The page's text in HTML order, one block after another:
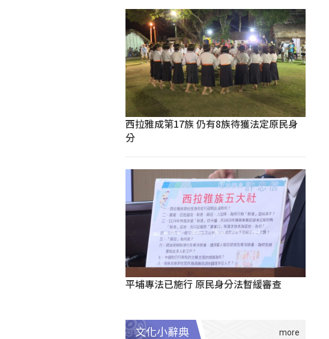
西拉雅成第17族 仍有8族待獲法定原民身
分
平埔專法已施行 原民身分法暫緩審查
文化小辭典